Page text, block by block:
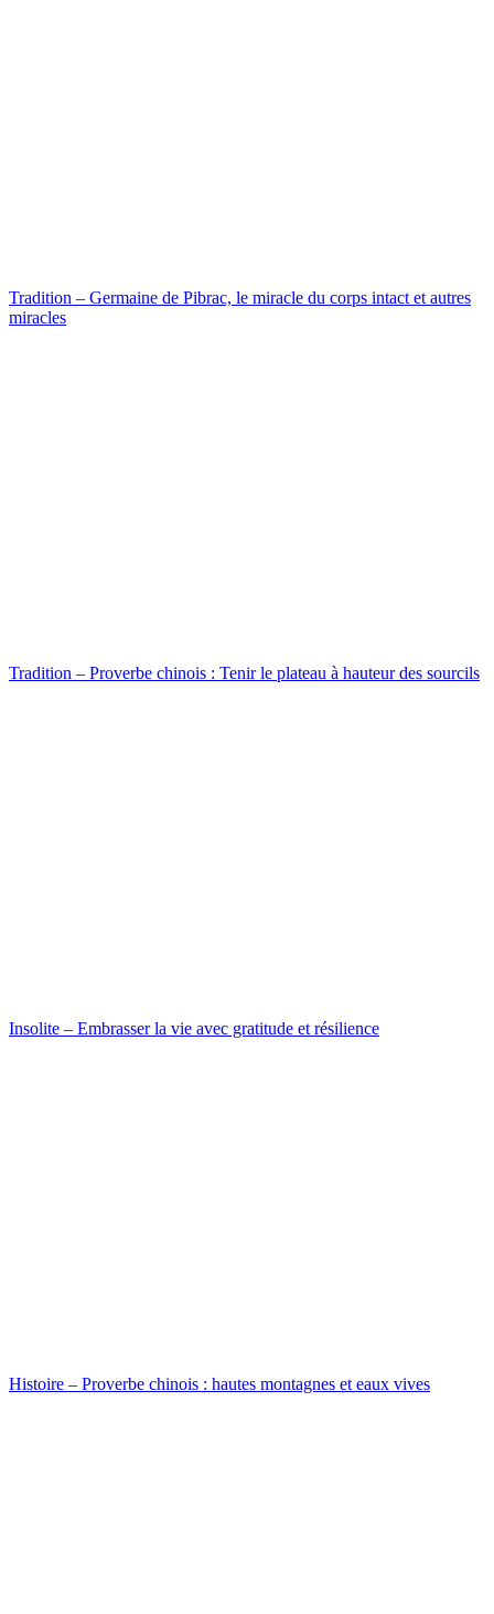
Tradition – Germaine de Pibrac, le miracle du corps intact et autres
miracles
Tradition – Proverbe chinois : Tenir le plateau à hauteur des sourcils
Insolite – Embrasser la vie avec gratitude et résilience
Histoire – Proverbe chinois : hautes montagnes et eaux vives